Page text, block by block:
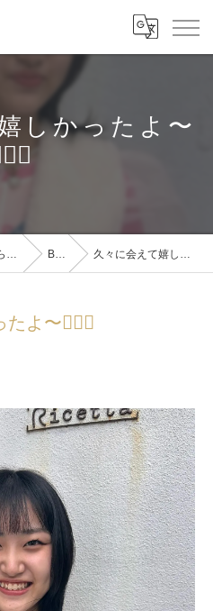
しかったよ〜
BLOG 久々に会えて嬉しかったよ〜🧚🏻‍♀️
よ〜🧚🏻‍♀️